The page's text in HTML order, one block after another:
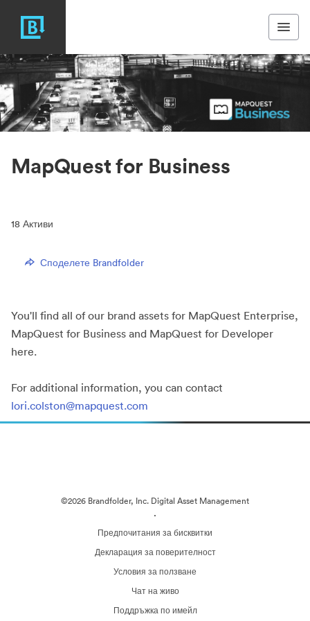
MapQuest for Business
18 Активи
Споделете Brandfolder
You'll find all of our brand assets for MapQuest Enterprise,
MapQuest for Business and MapQuest for Developer
here.
For additional information, you can contact
lori.colston@mapquest.com
©2026 Brandfolder, Inc. Digital Asset Management
·
Предпочитания за бисквитки
Декларация за поверителност
Условия за ползване
Чат на живо
Поддръжка по имейл